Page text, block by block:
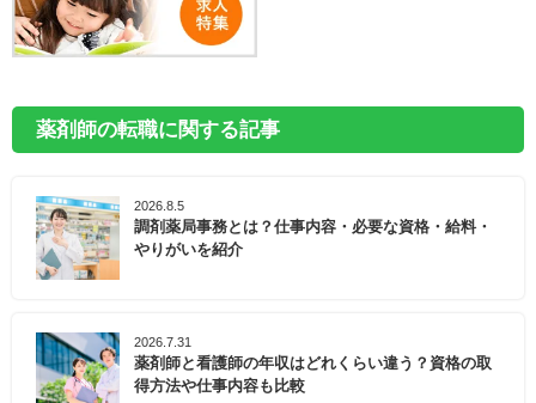
薬剤師の転職に関する記事
2026.8.5
調剤薬局事務とは？仕事内容・必要な資格・給料・
やりがいを紹介
2026.7.31
薬剤師と看護師の年収はどれくらい違う？資格の取
得方法や仕事内容も比較